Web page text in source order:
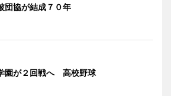
団協が結成７０年
園が２回戦へ 高校野球